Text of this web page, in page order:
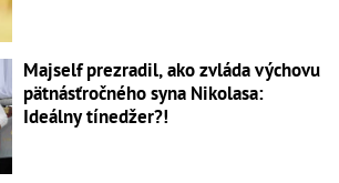
Majself prezradil, ako zvláda výchovu
pätnásťročného syna Nikolasa:
Ideálny tínedžer?!